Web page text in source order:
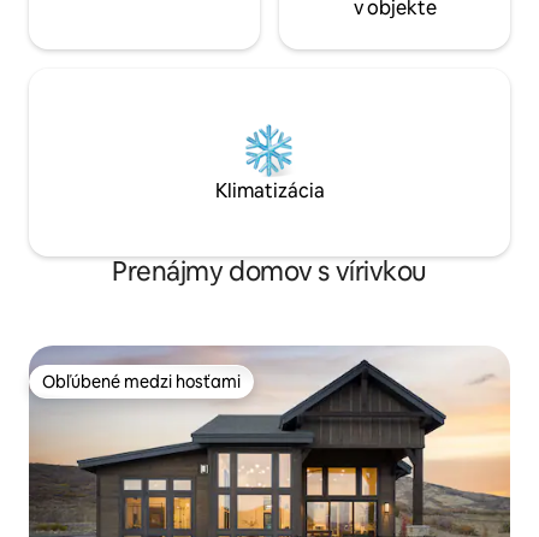
v objekte
Klimatizácia
Prenájmy domov s vírivkou
Obľúbené medzi hosťami
Obľúbené medzi hosťami